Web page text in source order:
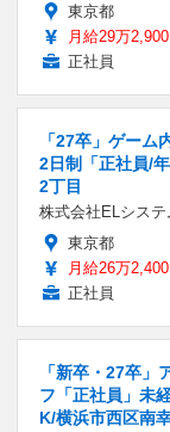
東京都
月給29万
正社員
「27卒」ゲー
2日制「正社員/
2丁目
株式会社ELシステ
東京都
月給26万
正社員
「新卒・27卒」
フ「正社員」未
K/横浜市西区南